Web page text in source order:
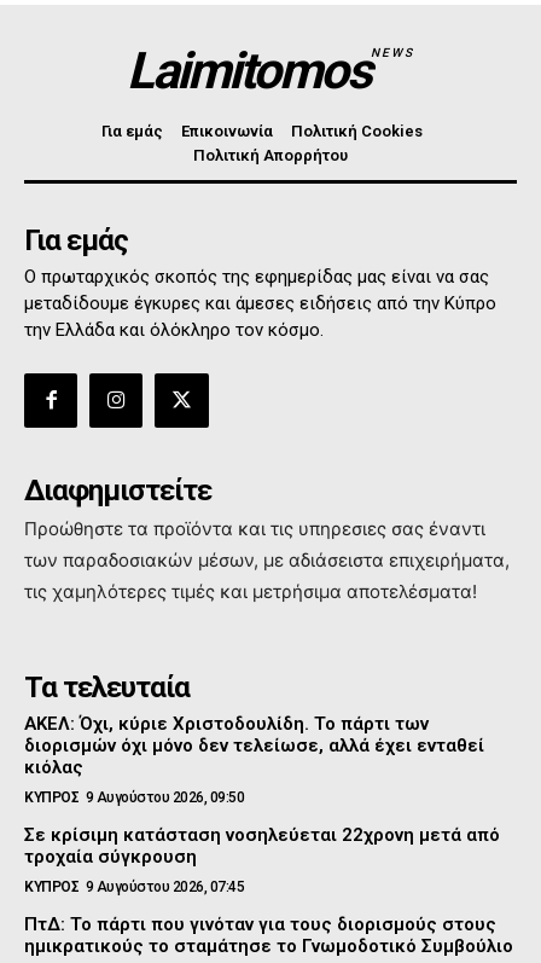
LaimitomosNEWS
Για εμάς Επικοινωνία
Πολιτική Cookies
Πολιτική Απορρήτου
Για εμάς
Ο πρωταρχικός σκοπός της εφημερίδας μας είναι να σας
μεταδίδουμε έγκυρες και άμεσες ειδήσεις από την Κύπρο
την Ελλάδα και όλόκληρο τον κόσμο.
Διαφημιστείτε
Προώθηστε τα προϊόντα και τις υπηρεσιες σας έναντι
των παραδοσιακών μέσων, με αδιάσειστα επιχειρήματα,
τις χαμηλότερες τιμές και μετρήσιμα αποτελέσματα!
Τα τελευταία
ΑΚΕΛ: Όχι, κύριε Χριστοδουλίδη. Το πάρτι των
διορισμών όχι μόνο δεν τελείωσε, αλλά έχει ενταθεί
κιόλας
ΚΥΠΡΟΣ 9 Αυγούστου 2026, 09:50
Σε κρίσιμη κατάσταση νοσηλεύεται 22χρονη μετά από
τροχαία σύγκρουση
ΚΥΠΡΟΣ 9 Αυγούστου 2026, 07:45
ΠτΔ: Το πάρτι που γινόταν για τους διορισμούς στους
ημικρατικούς το σταμάτησε το Γνωμοδοτικό Συμβούλιο